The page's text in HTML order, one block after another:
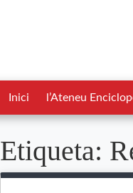
Inici l’Ateneu
Etiqueta: